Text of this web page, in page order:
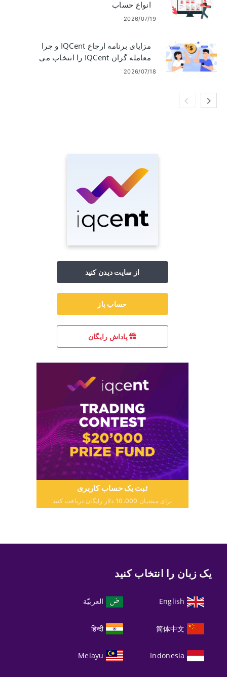
انواع حساب
2026/07/19
مزایای برنامه ارجاع IQCent و چرا
معامله گران IQCent را انتخاب می
کنند
2026/07/18
از سایت دیدن کنید
حساب باز
پاداش رایگان
ثبت یک حساب کاربری
برای مبتدیان 10،000 دلار رایگان دریافت کنید
یک زبان را انتخاب کنید
English العربيّة
简体中文
हिन्दी
Indonesia
Melayu